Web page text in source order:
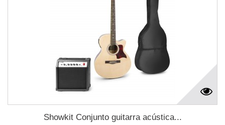
Showkit Conjunto guitarra acústica...